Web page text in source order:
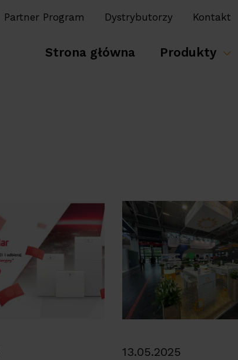
Partner Program Dystrybutorzy Kontakt
Strona główna Produkty
13.05.2025